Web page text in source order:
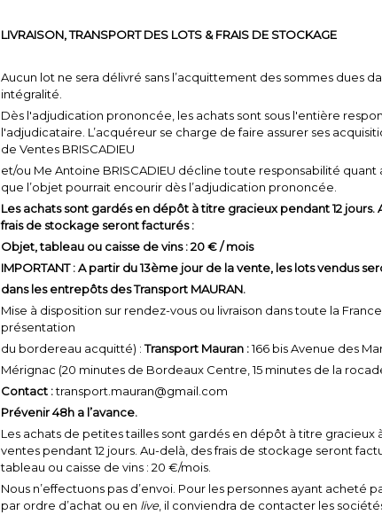
LIVRAISON, TRANSPORT DES LOTS & FRAIS DE STOCKAGE
Aucun lot ne sera délivré sans l’acquittement des sommes dues
intégralité.
Dès l'adjudication prononcée, les achats sont sous l'entière
l'adjudicataire. L’acquéreur se charge de faire assurer ses
de Ventes BRISCADIEU
et/ou Me Antoine BRISCADIEU décline toute responsabilité
que l’objet pourrait encourir dès l’adjudication prononcée.
Les achats sont gardés en dépôt à titre gracieux pendant 12 jours.
frais de stockage seront facturés :
Objet, tableau ou caisse de vins : 20 € / mois
IMPORTANT : A partir du 13ème jour de la vente, les lots vendus
dans les entrepôts des Transport MAURAN.
Mise à disposition sur rendez-vous ou livraison dans toute la
présentation
du bordereau acquitté) :Transport Mauran :166 bis Avenue des
Mérignac (20 minutes de Bordeaux Centre, 15 minutes de la
Contact :transport.mauran@gmail.com
Prévenir 48h a l’avance.
Les achats de petites tailles sont gardés en dépôt à titre gracieux
ventes pendant 12 jours. Au-delà, des frais de stockage seront
tableau ou caisse de vins : 20 €/mois.
Nous n’effectuons pas d’envoi. Pour les personnes ayant acheté
par ordre d’achat ou en live, il conviendra de contacter les